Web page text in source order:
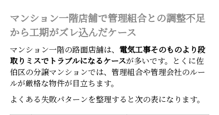
マンション一階店舗で管理組合との調整不足
から工期がズレ込んだケース
マンション一階の路面店舗は、 電気工事そのものより段
取りミスでトラブルになるケースが多いです。とくに佐
伯区の分譲マンションでは、管理組合や管理会社のルー
ルが厳格な物件が目立ちます。
よくある失敗パターンを整理すると次の表になります。